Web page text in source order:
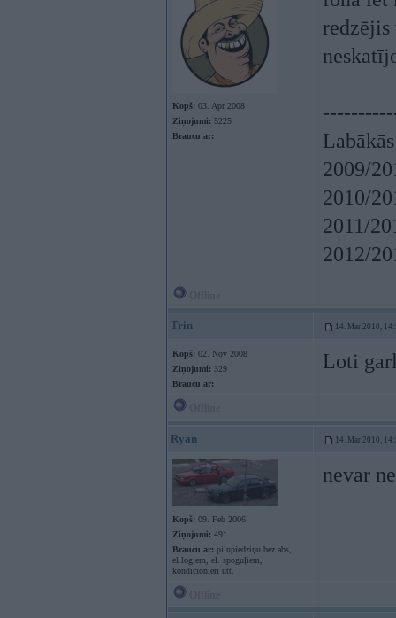
Kopš: 03. Apr 2008
Ziņojumi: 5225
Braucu ar:
redzējis
2009/
2010/
2011/
2012/
Trin 14. Mar 2010,
Kopš: 02. Nov 2008
Ziņojumi: 329
Braucu ar:
Loti
Ryan 14. Mar 2010,
Kopš: 09. Feb 2006
Ziņojumi: 491
Braucu ar: pilnpiedziņu bez abs,
el.logiem, el. spoguļiem,
kondicionieri utt.
nevar